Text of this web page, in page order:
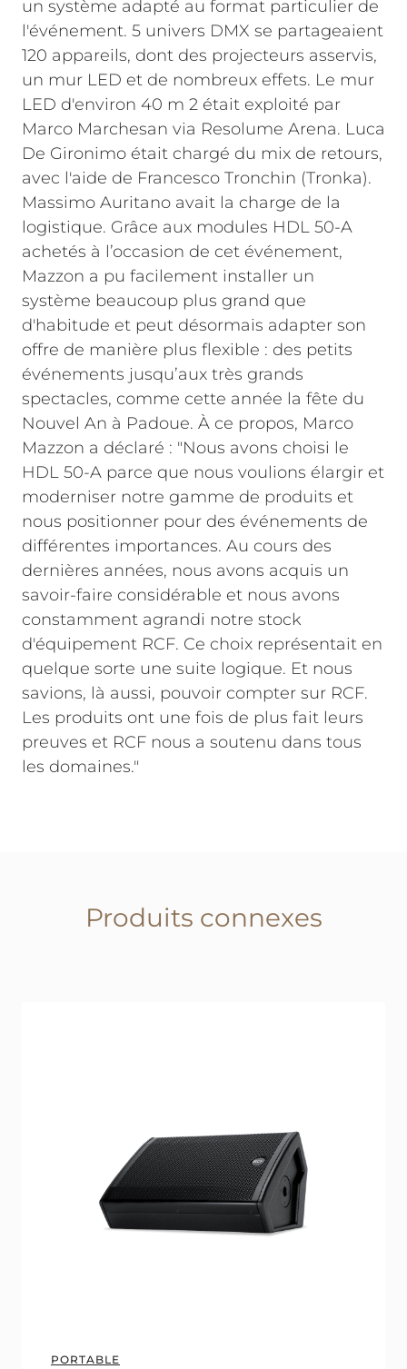
un système adapté au format particulier de
l'événement. 5 univers DMX se partageaient
120 appareils, dont des projecteurs asservis,
un mur LED et de nombreux effets. Le mur
LED d'environ 40 m 2 était exploité par
Marco Marchesan via Resolume Arena. Luca
De Gironimo était chargé du mix de retours,
avec l'aide de Francesco Tronchin (Tronka).
Massimo Auritano avait la charge de la
logistique. Grâce aux modules HDL 50-A
achetés à l’occasion de cet événement,
Mazzon a pu facilement installer un
système beaucoup plus grand que
d'habitude et peut désormais adapter son
offre de manière plus flexible : des petits
événements jusqu’aux très grands
spectacles, comme cette année la fête du
Nouvel An à Padoue. À ce propos, Marco
Mazzon a déclaré : "Nous avons choisi le
HDL 50-A parce que nous voulions élargir et
moderniser notre gamme de produits et
nous positionner pour des événements de
différentes importances. Au cours des
dernières années, nous avons acquis un
savoir-faire considérable et nous avons
constamment agrandi notre stock
d'équipement RCF. Ce choix représentait en
quelque sorte une suite logique. Et nous
savions, là aussi, pouvoir compter sur RCF.
Les produits ont une fois de plus fait leurs
preuves et RCF nous a soutenu dans tous
les domaines."
Produits connexes
PORTABLE